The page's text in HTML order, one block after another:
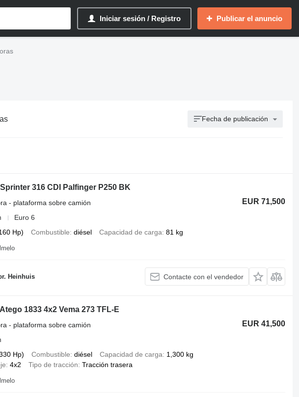
Iniciar sesión / Registro Publicar el anuncio
Fecha de publicación
316 CDI Palfinger P250 BK
EUR 71,500
- plataforma sobre camión
Euro 6
Hp) Combustible diésel Capacidad de carga 81 kg
Heinhuis Contacte con el vendedor
1833 4x2 Vema 273 TFL-E
EUR 41,500
- plataforma sobre camión
Hp) Combustible diésel Capacidad de carga
1,300 kg
4x2 Tipo de tracción Tracción trasera